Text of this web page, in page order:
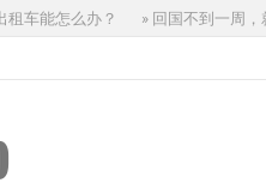
能怎么办？ » 回国不到一周，就